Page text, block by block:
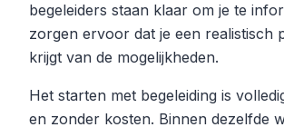
begeleiders staan klaar om je te
zorgen ervoor dat je een realistisch
krijgt van de mogelijkheden.
Het starten met begeleiding is
en zonder kosten. Binnen dezelfde